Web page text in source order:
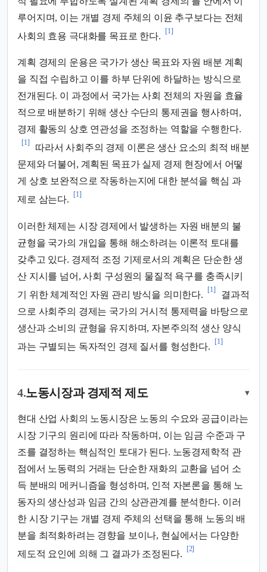
루어지며, 이는 개별 경제 주체의 이윤 추구보다는 전체
사회의 효용 극대화를 목표로 한다.
[1]
계획 경제의 운용은 국가가 생산 목표와 자원 배분 계획
을 직접 수립하고 이를 하부 단위에 하달하는 방식으로
전개된다. 이 과정에서 국가는 사회 전체의 자원을 효율
적으로 배분하기 위해 생산 수단의 통제권을 행사하며,
경제 활동의 상호 연관성을 조정하는 역할을 수행한다.
[1]
따라서 사회주의 경제 이론은 생산 요소의 최적 배분
문제와 더불어, 계획된 목표가 실제 경제 현장에서 어떻
게 상호 보완적으로 작동하는지에 대한 분석을 핵심 과
제로 삼는다.
[1]
이러한 체제는 시장 경제에서 발생하는 자원 배분의 불
균형을 국가의 개입을 통해 해소하려는 이론적 토대를
갖추고 있다. 경제적 조정 기제로서의 계획은 단순한 생
산 지시를 넘어, 사회 구성원의 물질적 욕구를 충족시키
기 위한 체계적인 자원 관리 방식을 의미한다.
[1]
결과적
으로 사회주의 경제는 국가의 거시적 통제력을 바탕으로
생산과 소비의 균형을 유지하며, 자본주의적 생산 양식
과는 구별되는 독자적인 경제 질서를 형성한다.
[1]
4.노동시장과 경제적 제도 ▾
현대 산업 사회의 노동시장은 노동의 수요와 공급이라는
시장 기구의 원리에 따라 작동하며, 이는 임금 수준과 구
조를 결정하는 핵심적인 토대가 된다. 노동경제학적 관
점에서 노동력의 거래는 단순한 재화의 교환을 넘어 소
득 분배의 메커니즘을 형성하며, 인적 자본론을 통해 노
동자의 생산성과 임금 간의 상관관계를 분석한다. 이러
한 시장 기구는 개별 경제 주체의 선택을 통해 노동의 배
분을 최적화하려는 경향을 보이나, 현실에서는 다양한
제도적 요인에 의해 그 결과가 조정된다.
[2]